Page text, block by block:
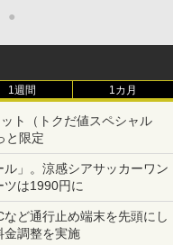
●
1週間 1カ月
ト（トクだ値スペシャル
と限定
」。涼感シアサッカーワン
ツは1990円に
ど通行止め端末を先頭にし
金調整を実施